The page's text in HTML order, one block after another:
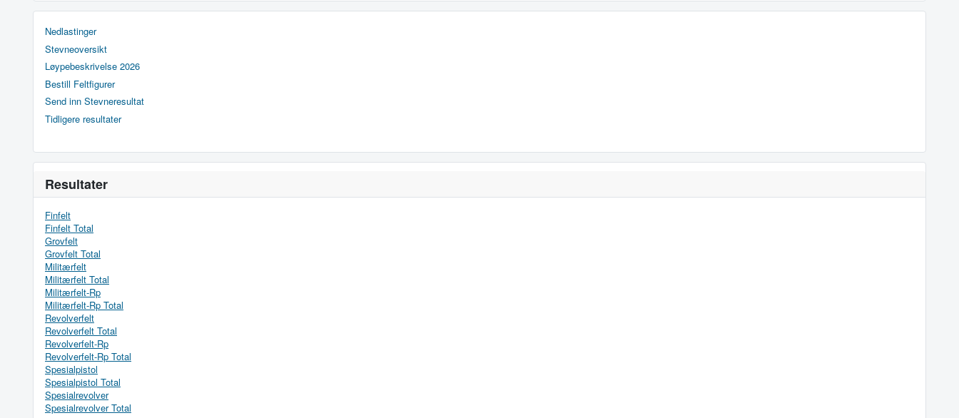
Nedlastinger
Stevneoversikt
Løypebeskrivelse 2026
Bestill Feltfigurer
Send inn Stevneresultat
Tidligere resultater
Resultater
Finfelt
Finfelt Total
Grovfelt
Grovfelt Total
Militærfelt
Militærfelt Total
Militærfelt-Rp
Militærfelt-Rp Total
Revolverfelt
Revolverfelt Total
Revolverfelt-Rp
Revolverfelt-Rp Total
Spesialpistol
Spesialpistol Total
Spesialrevolver
Spesialrevolver Total